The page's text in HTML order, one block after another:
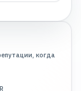
когда